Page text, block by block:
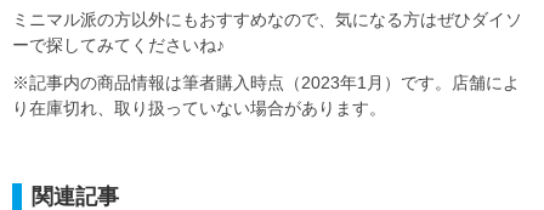
ミニマル派の方以外にもおすすめなので、気になる方はぜひダイソ
ーで探してみてくださいね♪
※記事内の商品情報は筆者購入時点（2023年1月）です。店舗によ
り在庫切れ、取り扱っていない場合があります。
関連記事